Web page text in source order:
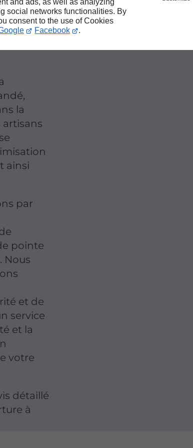
and ads, as well as analyzing
social networks functionalities. By
consent to the use of Cookies
Facebook .
la
ainsi
par
pointe
Nous
et de
service
et la
votre
détaillé
à